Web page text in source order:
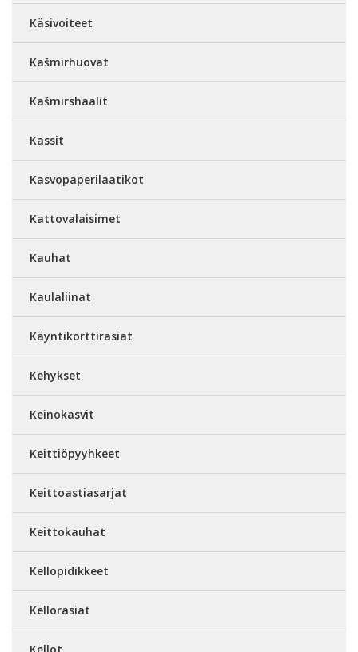
Käsivoiteet
Kašmirhuovat
Kašmirshaalit
Kassit
Kasvopaperilaatikot
Kattovalaisimet
Kauhat
Kaulaliinat
Käyntikorttirasiat
Kehykset
Keinokasvit
Keittiöpyyhkeet
Keittoastiasarjat
Keittokauhat
Kellopidikkeet
Kellorasiat